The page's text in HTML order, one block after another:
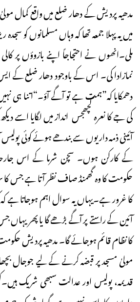
میں یہ پہلا جمعہ تھا کہ وہاں مسلمانوں کو
ملی۔انھوں نے احتجاجاً اپنے بازوؤں پر
نمازادا کی۔ اس کے باوجود دھار ضلع کے
دھمکایا کہ”ہمت ہے تو آگے آؤ۔“اتنا ہی
کی جے کا نعرہ کچھجس انداز میں لگایا اسے
آئینی ذمہ داریوں سے بندھے ہوئے کوئی
کے کارکن ہوں۔ سچن شرما کے اس
حکومت کا وہ گھمنڈ صاف نظر آتا ہے جس کا
کا غرور ہے۔یہاں یہ سوال اہم ہوجاتا ہے
آئین کے راستے پر آگے بڑھے گا یا پھر
کا نظام قائم ہوجائے گا۔ مدھیہ پردیش
مولیٰ مسجد پر قبضہ کرنے کے لیے جوجال
قدیمہ، پولیس اور عدالت سبھی شریک